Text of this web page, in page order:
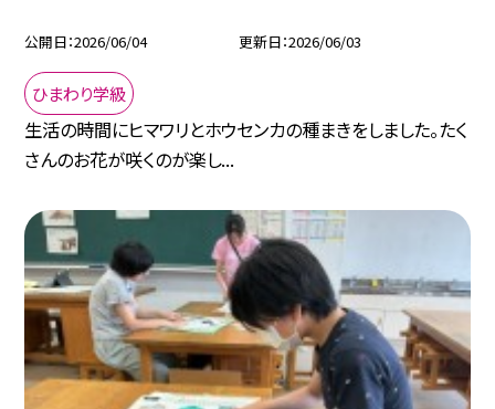
公開日 2026/06/04 更新日 2026/06/03
ひまわり学級
生活の時間にヒマワリとホウセンカの種まきをしました。たく
さんのお花が咲くのが楽し...